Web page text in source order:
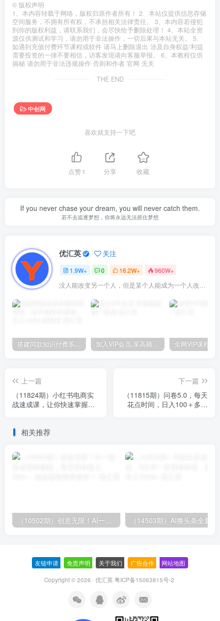
© 版权声明
1、本内容转载于网络，版权归原作者所有！ 2、本站仅提供信息存储
空间服务，不拥有所有权，不承担相关法律责任。 3、本内容若侵犯
到你的版权利益，请联系我们，会尽快给予删除处理！ 4、本站全资
源仅供测试和学习，请勿用于非法操作，一切后果与本站无关。 5、
如遇到充值付费环节课程或软件 请马上删除退出 涉及自身权益/利益
需要投资的一律不要相信，访客发现请向客服举报。 6、本教程仅供
揭秘 请勿用于非法违规操作 否则和作者 官网 无关
THE END
中创网
喜欢就支持一下吧
点赞1 分享 收藏
If you never chase your dream, you will never catch them.
若不去追逐梦想，你将永远无法抓住梦想
优汇英 关注
1.9W+ 0 16.2W+ 960W+
没人能改变另一个人，但是某个人能成为一个人改变的原因
搭建同款知识付费系统网站，自己做站长挣钱，日入1000+很轻松 加入VIP会员,享高额的推广提成
上一篇
（11824期）小红书电商实
战速成课，让你快速掌握小
下一篇
（11815期）问卷5.0，每天
花点时间，日入100＋多做
相关推荐
（10502期）创意无限！AI一键生成漫画视频，每天轻松收入300+，粘贴复制简单操作！
友链申请 免责声明 关于我们 广告合作 网站地图
Copyright © 2026 · 优汇英粤ICP备15063815号-2